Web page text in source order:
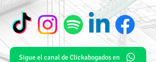
Sigue el canal de Clickabogados en